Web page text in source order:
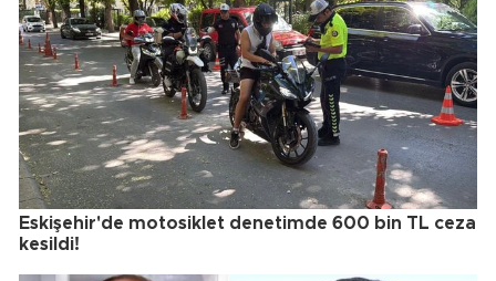
Eskişehir'de motosiklet denetimde 600 bin TL ceza
kesildi!